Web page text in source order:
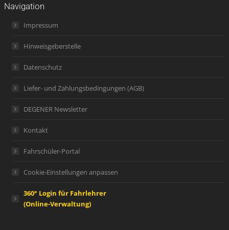
Navigation
Impressum
Hinweisgeberstelle
Datenschutz
Liefer- und Zahlungsbedingungen (AGB)
DEGENER Newsletter
Kontakt
Fahrschüler-Portal
Cookie-Einstellungen anpassen
360° Login für Fahrlehrer
(Online-Verwaltung)